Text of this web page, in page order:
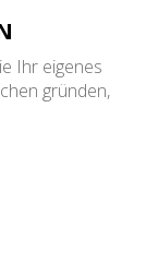
Ihr eigenes
gründen,